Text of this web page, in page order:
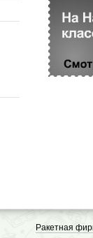
Ракетная